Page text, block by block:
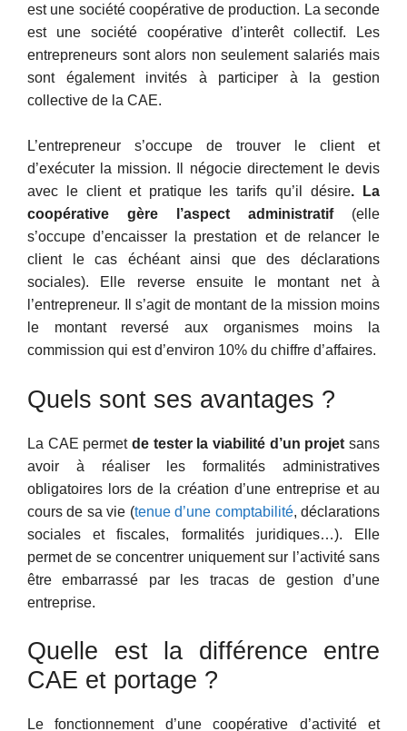
est une société coopérative de production. La seconde
est une société coopérative d’interêt collectif. Les
entrepreneurs sont alors non seulement salariés mais
sont également invités à participer à la gestion
collective de la CAE.
L’entrepreneur s’occupe de trouver le client et
d’exécuter la mission. Il négocie directement le devis
avec le client et pratique les tarifs qu’il désire.
La
coopérative gère l’aspect administratif(elle
s’occupe d’encaisser la prestation et de relancer le
client le cas échéant ainsi que des déclarations
sociales). Elle reverse ensuite le montant net à
l’entrepreneur. Il s’agit de montant de la mission moins
le montant reversé aux organismes moins la
commission qui est d’environ 10% du chiffre d’affaires.
Quels sont ses avantages ?
La CAE permet de tester la viabilité d’un projet sans
avoir à réaliser les formalités administratives
obligatoires lors de la création d’une entreprise et au
cours de sa vie (tenue d’une comptabilité, déclarations
sociales et fiscales, formalités juridiques…). Elle
permet de se concentrer uniquement sur l’activité sans
être embarrassé par les tracas de gestion d’une
entreprise.
Quelle est la différence entre
CAE et portage ?
Le fonctionnement d’une coopérative d’activité et